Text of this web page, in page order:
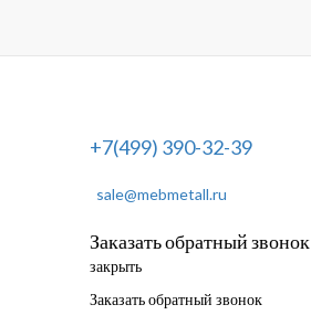
+7(499) 390-32-39
sale@mebmetall.ru
Заказать обратный звонок
закрыть
Заказать обратный звонок